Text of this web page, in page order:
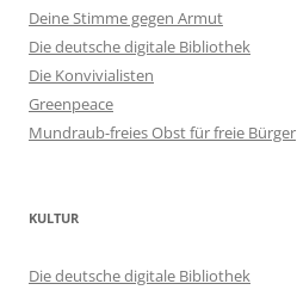
Deine Stimme gegen Armut
Die deutsche digitale Bibliothek
Die Konvivialisten
Greenpeace
Mundraub-freies Obst für freie Bürger
KULTUR
Die deutsche digitale Bibliothek